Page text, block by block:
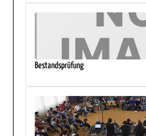
Bestandsprüfung